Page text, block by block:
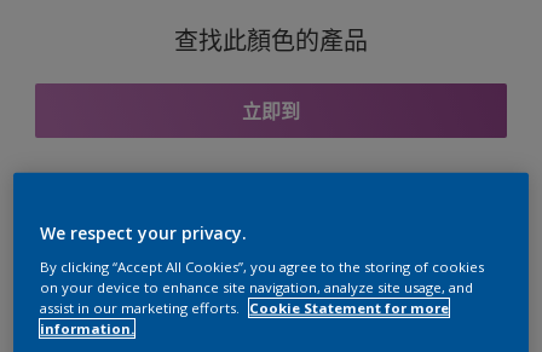
查找此顏色的產品
立即到
與之協調的色彩組合
We respect your privacy.
By clicking “Accept All Cookies”, you agree to the storing of cookies
on your device to enhance site navigation, analyze site usage, and
assist in our marketing efforts.
Cookie Statement for more
information.